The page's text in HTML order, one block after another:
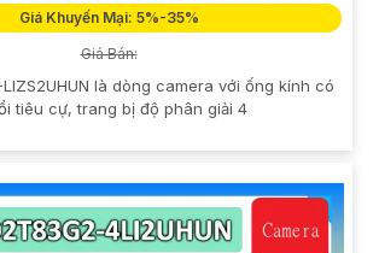
Giá Khuyến Mại: 5%-35%
Giá Bán:
là dòng camera với ống kính có
tiêu cự, trang bị độ phân giải 4